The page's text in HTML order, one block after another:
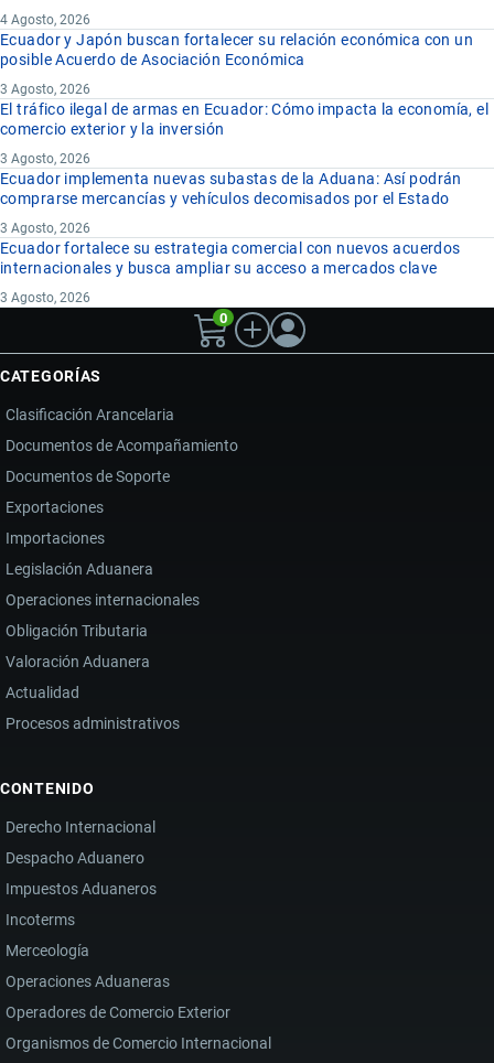
4 Agosto, 2026
Ecuador y Japón buscan fortalecer su relación económica con un
posible Acuerdo de Asociación Económica
3 Agosto, 2026
El tráfico ilegal de armas en Ecuador: Cómo impacta la economía, el
comercio exterior y la inversión
3 Agosto, 2026
Ecuador implementa nuevas subastas de la Aduana: Así podrán
comprarse mercancías y vehículos decomisados por el Estado
3 Agosto, 2026
Ecuador fortalece su estrategia comercial con nuevos acuerdos
internacionales y busca ampliar su acceso a mercados clave
3 Agosto, 2026
0
CATEGORÍAS
Clasificación Arancelaria
Documentos de Acompañamiento
Documentos de Soporte
Exportaciones
Importaciones
Legislación Aduanera
Operaciones internacionales
Obligación Tributaria
Valoración Aduanera
Actualidad
Procesos administrativos
CONTENIDO
Derecho Internacional
Despacho Aduanero
Impuestos Aduaneros
Incoterms
Merceología
Operaciones Aduaneras
Operadores de Comercio Exterior
Organismos de Comercio Internacional